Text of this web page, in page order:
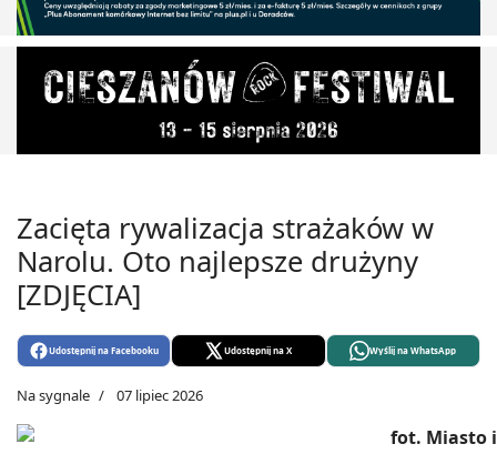
Zacięta rywalizacja strażaków w
Narolu. Oto najlepsze drużyny
[ZDJĘCIA]
Udostępnij na Facebooku Udostępnij na X Wyślij na WhatsApp
Na sygnale 07 lipiec 2026